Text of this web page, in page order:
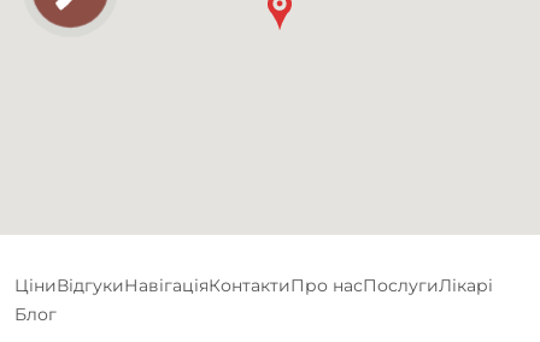
ЦіниВідгукиНавігаціяКонтактиПро насПослугиЛікарі
Блог